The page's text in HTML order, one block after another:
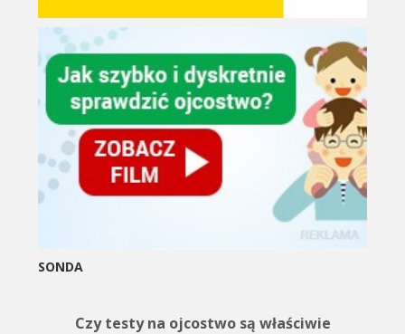
SONDA
Czy testy na ojcostwo są właściwie